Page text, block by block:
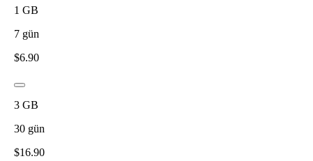
1 GB
7 gün
$6.90
3 GB
30 gün
$16.90